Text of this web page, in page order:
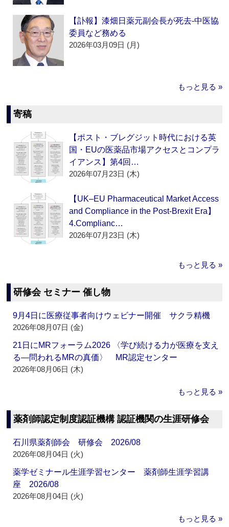
【訃報】漆畑日薬元副会長が死去‐中医協
委員など務める
2026年03月09日 (月)
もっと見る »
寄稿
【ポスト・ブレグジット時代における英
国・EUの医薬品市場アクセスとコンプラ
イアンス】第4回…
2026年07月23日 (木)
【UK–EU Pharmaceutical Market Access
and Compliance in the Post-Brexit Era】
4.Complianc…
2026年07月23日 (木)
もっと見る »
研修会 セミナー 催し物
9月4日に医療従事者向けウェビナー開催 サクラ精機
2026年08月07日 (金)
21日にMRフォーラム2026 〈学び続ける力が医療を支え
る―問われるMRの真価〉 MR認定センター
2026年08月06日 (木)
もっと見る »
薬剤師認定制度認証機構 認証機関の生涯研修会
石川県薬剤師会 研修会 2026/08
2026年08月04日 (火)
薬学ゼミナール生涯学習センター 薬剤師生涯学習講
座 2026/08
2026年08月04日 (火)
もっと見る »